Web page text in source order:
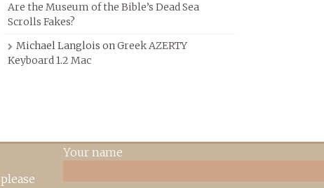
Are the Museum of the Bible’s Dead Sea
Scrolls Fakes?
Michael Langlois onGreek AZERTY
Keyboard 1.2 Mac
please
Your name